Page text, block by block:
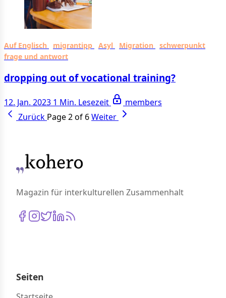
Auf Englisch migrantipp Asyl Migration
schwerpunkt
frage und antwort
dropping out of vocational training?
12. Jan. 2023 1 Min. Lesezeit
members
Zurück Page 2 of 6Weiter
Magazin für interkulturellen Zusammenhalt
Seiten